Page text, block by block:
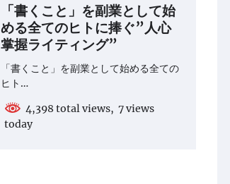
「書くこと」を副業として始
める全てのヒトに捧ぐ”人心
掌握ライティング”
「書くこと」を副業として始める全ての
ヒト…
4,398 total views, 7 views
today